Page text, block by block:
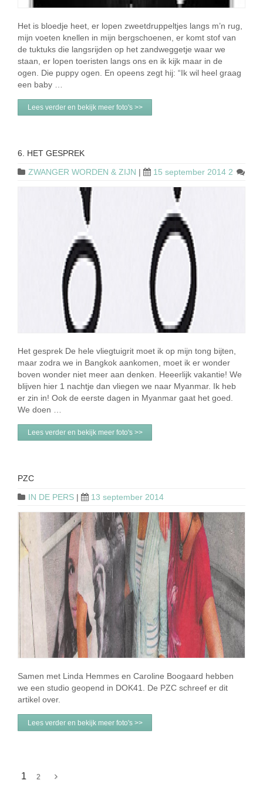
Het is bloedje heet, er lopen zweetdruppeltjes langs m’n rug,
mijn voeten knellen in mijn bergschoenen, er komt stof van
de tuktuks die langsrijden op het zandweggetje waar we
staan, er lopen toeristen langs ons en ik kijk maar in de
ogen. Die puppy ogen. En opeens zegt hij: “Ik wil heel graag
een baby …
Lees verder en bekijk meer foto's >>
6. HET GESPREK
ZWANGER WORDEN & ZIJN | 15 september 2014 2
Het gesprek De hele vliegtuigrit moet ik op mijn tong bijten,
maar zodra we in Bangkok aankomen, moet ik er wonder
boven wonder niet meer aan denken. Heeerlijk vakantie! We
blijven hier 1 nachtje dan vliegen we naar Myanmar. Ik heb
er zin in! Ook de eerste dagen in Myanmar gaat het goed.
We doen …
Lees verder en bekijk meer foto's >>
PZC
IN DE PERS | 13 september 2014
Samen met Linda Hemmes en Caroline Boogaard hebben
we een studio geopend in DOK41. De PZC schreef er dit
artikel over.
Lees verder en bekijk meer foto's >>
1 2